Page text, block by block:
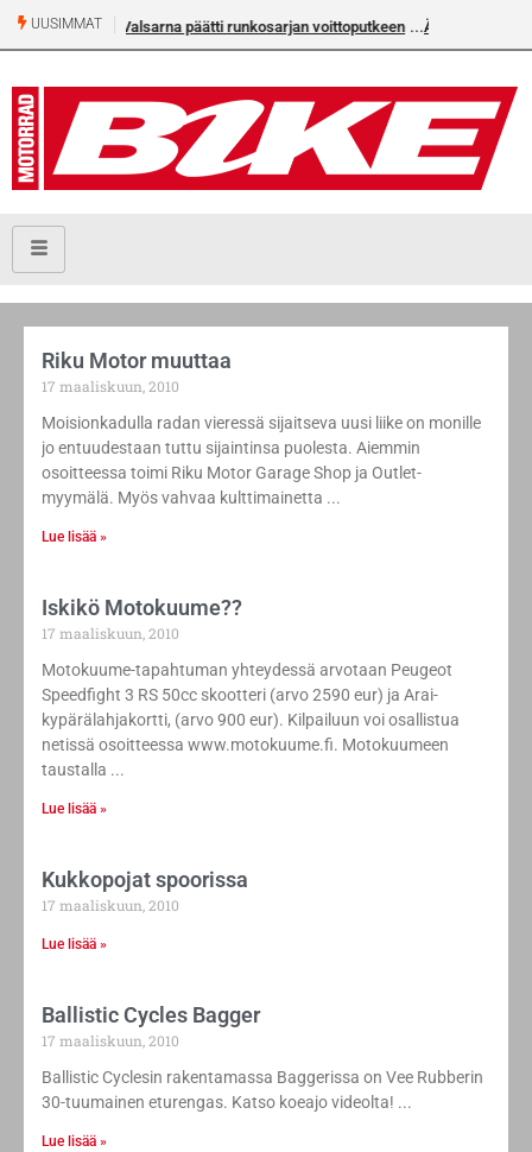
UUSIMMAT
runkosarjan voittoputkeen
Älä missaa tämän kesän suurta Bike-
Riku Motor muuttaa
17 maaliskuun, 2010
Moisionkadulla radan vieressä sijaitseva uusi liike on monille
jo entuudestaan tuttu sijaintinsa puolesta. Aiemmin
osoitteessa toimi Riku Motor Garage Shop ja Outlet-
myymälä. Myös vahvaa kulttimainetta
Lue lisää »
Iskikö Motokuume??
17 maaliskuun, 2010
Motokuume-tapahtuman yhteydessä arvotaan Peugeot
Speedfight 3 RS 50cc skootteri (arvo 2590 eur) ja Arai-
kypärälahjakortti, (arvo 900 eur). Kilpailuun voi osallistua
netissä osoitteessa www.motokuume.fi. Motokuumeen
taustalla
Lue lisää »
Kukkopojat spoorissa
17 maaliskuun, 2010
Lue lisää »
Ballistic Cycles Bagger
17 maaliskuun, 2010
Ballistic Cyclesin rakentamassa Baggerissa on Vee Rubberin
30-tuumainen eturengas. Katso koeajo videolta!
Lue lisää »